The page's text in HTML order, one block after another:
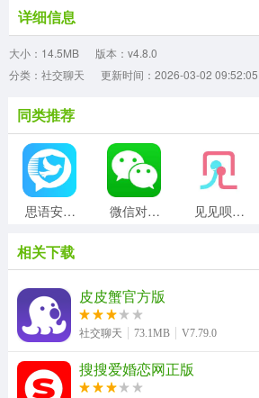
详细信息
大小：14.5MB
版本：v4.8.0
分类：社交聊天
更新时间：2026-03-02 09:52:05
同类推荐
思语安卓直装版 微信对话生成器正版 见见呗原版
贝壳网正版 Blued最新版
无他社区版 踢米(timing)手机最新版
相关下载
皮皮蟹官方版
社交聊天 73.1MB V7.79.0
搜搜爱婚恋网正版